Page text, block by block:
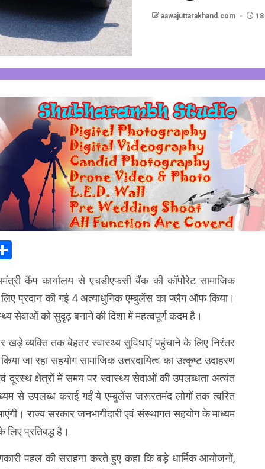
aawajuttarakhand.com
Share
कैंप कार्यालय से एचडीएफसी बैंक की कॉर्पोरेट सामाजिक
प्रदान की गई 4 अत्याधुनिक एम्बुलेंस का फ्लैग ऑफ किया।
सेवाओं को सुदृढ़ बनाने की दिशा में महत्वपूर्ण कदम है।
खड़े व्यक्ति तक बेहतर स्वास्थ्य सुविधाएं पहुंचाने के लिए निरंतर
जा रहा सहयोग सामाजिक उत्तरदायित्व का उत्कृष्ट उदाहरण
दूरस्थ क्षेत्रों में समय पर स्वास्थ्य सेवाओं की उपलब्धता अत्यंत
से उपलब्ध कराई गईं ये एम्बुलेंस जरूरतमंद लोगों तक त्वरित
राज्य सरकार जनभागीदारी एवं संस्थागत सहयोग के माध्यम
प्रतिबद्ध है।
पहल की सराहना करते हुए कहा कि बड़े धार्मिक आयोजनों,